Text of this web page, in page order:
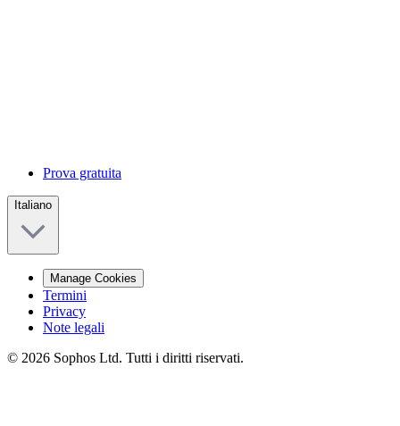
Prova gratuita
Italiano
Manage Cookies
Termini
Privacy
Note legali
© 2026 Sophos Ltd. Tutti i diritti riservati.